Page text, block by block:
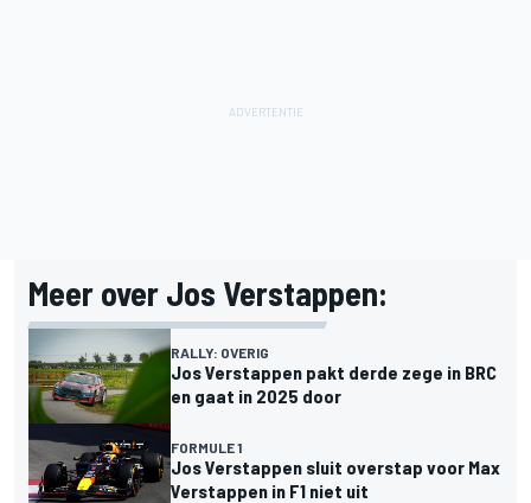
Meer over Jos Verstappen:
RALLY: OVERIG
Jos Verstappen pakt derde zege in BRC
en gaat in 2025 door
FORMULE 1
Jos Verstappen sluit overstap voor Max
Verstappen in F1 niet uit